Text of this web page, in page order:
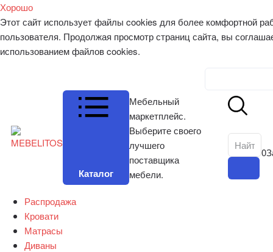
Хорошо
Этот сайт использует файлы cookies для более комфортной
пользователя. Продолжая просмотр страниц сайта, вы
использованием файлов cookies.
Каталог
Мебельный
маркетплейс.
Выберите своего
лучшего
поставщика
мебели.
0
Распродажа
Кровати
Матрасы
Диваны